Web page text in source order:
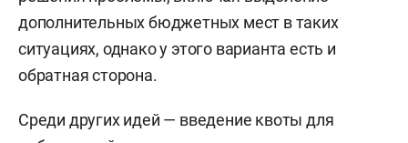
дополнительных бюджетных мест в таких
ситуациях, однако у этого варианта есть и
обратная сторона.
Среди других идей — введение квоты для